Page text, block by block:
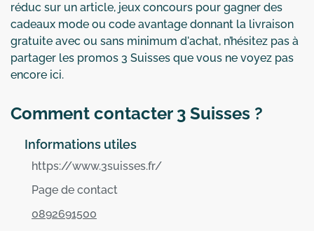
réduc sur un article, jeux concours pour gagner des
cadeaux mode ou code avantage donnant la livraison
gratuite avec ou sans minimum d'achat, n’hésitez pas à
partager les promos 3 Suisses que vous ne voyez pas
encore ici.
Comment contacter 3 Suisses ?
Informations utiles
https://www.3suisses.fr/
Page de contact
0892691500